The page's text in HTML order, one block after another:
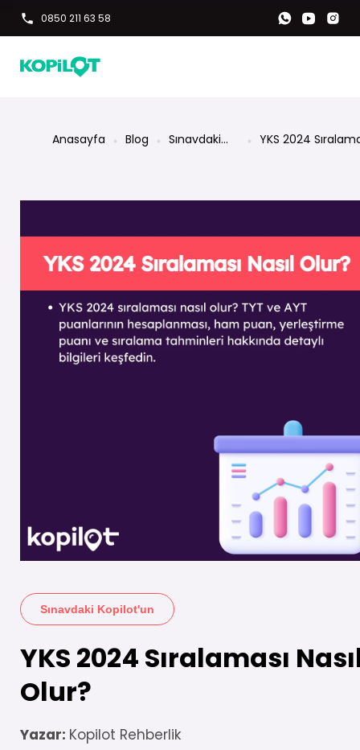
0850 211 63 58
Anasayfa Blog
Sınavdaki
YKS 2024
Sınavdaki Kopilot'un
YKS 2024 Sıralaması
Olur?
Yazar: Kopilot Rehberlik